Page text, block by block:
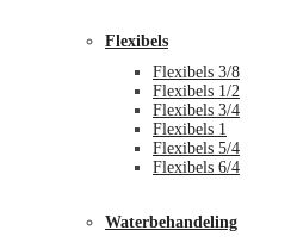
Flexibels
Flexibels 3/8
Flexibels 1/2
Flexibels 3/4
Flexibels 1
Flexibels 5/4
Flexibels 6/4
Waterbehandeling